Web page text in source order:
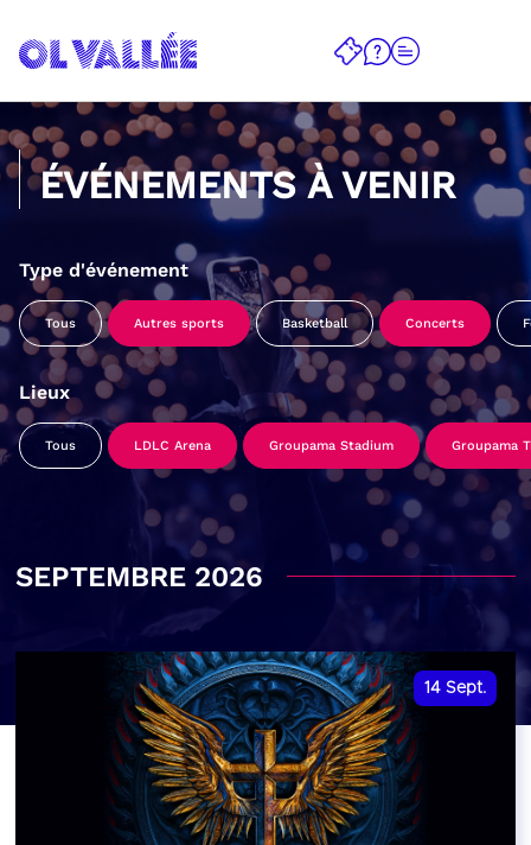
ÉVÉNEMENTS À VENIR
Type d'événement
Tous Autres sports Basketball Concerts
Lieux
Tous LDLC Arena Groupama Stadium Groupama
SEPTEMBRE 2026
14 Sept.